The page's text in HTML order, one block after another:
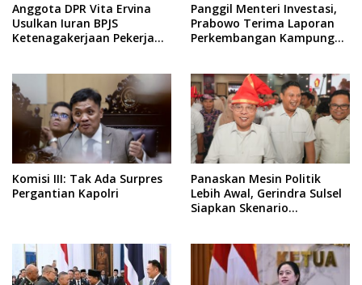
Anggota DPR Vita Ervina
Usulkan Iuran BPJS
Ketenagakerjaan Pekerja
Panggil Menteri Investasi,
Prabowo Terima Laporan
Perkembangan Kampung
Komisi III: Tak Ada Surpres
Pergantian Kapolri
Panaskan Mesin Politik
Lebih Awal, Gerindra Sulsel
Siapkan Skenario